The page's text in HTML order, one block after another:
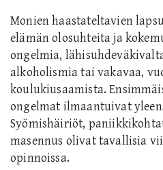
Monien haastateltavien
elämän olosuhteita ja
ongelmia,
alkoholismia tai vakavaa,
koulukiusaamista.
ongelmat ilmaantuivat
Syömishäiriöt,
masennus olivat tavallisia
opinnoissa.